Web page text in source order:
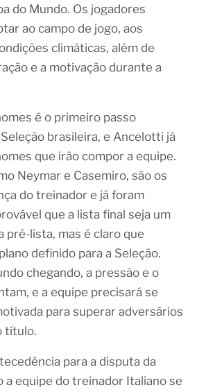
do Mundo. Os jogadores
ao campo de jogo, aos
climáticas, além de
e a motivação durante a
é o primeiro passo
brasileira, e Ancelotti já
que irão compor a equipe.
Neymar e Casemiro, são os
do treinador e já foram
que a lista final seja um
pré-lista, mas é claro que
definido para a Seleção.
chegando, a pressão e o
e a equipe precisará se
para superar adversários
título.
para a disputa da
a equipe do treinador Italiano se